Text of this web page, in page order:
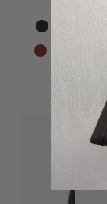
Chocolate
Amaretto